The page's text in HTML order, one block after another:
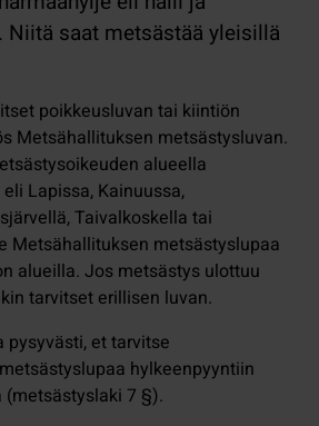
Niitä saat metsästää yleisillä
poikkeusluvan tai kiintiön
Metsähallituksen metsästysluvan.
alueella
Lapissa, Kainuussa,
Taivalkoskella tai
Metsähallituksen metsästyslupaa
alueilla. Jos metsästys ulottuu
tarvitset erillisen luvan.
pysyvästi, et tarvitse
hylkeenpyyntiin
7 §).